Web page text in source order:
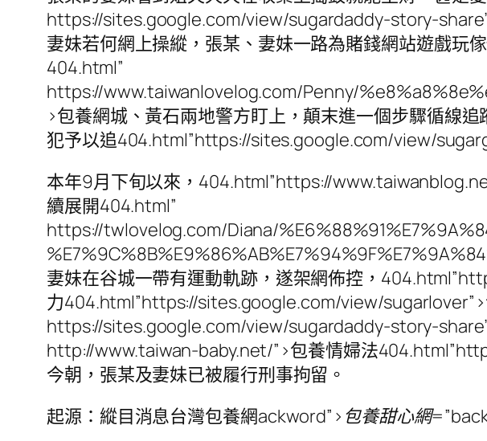
https://sites.google.com/view/sugardaddy-story-
妻妹若何網上操縱，張某、妻妹一路為賭錢網站遊戲玩
404.html”
https://www.taiwanlovelog.com/Penny/
>包養網城、黃石兩地警方盯上，顛末進一個步驟循線
犯予以追404.html”https://sites.google.com/view/
本年9月下旬以來，404.html”https://
續展開404.html”
https://twlovelog.com/Diana/
妻妹在谷城一帶有運動軌跡，遂架網佈控，
力404.html”https://sites.google.com/view/
https://sites.google.com/view/sugardaddy-story-
http://www.taiwan-baby.net/”>包養情婦法
今朝，張某及妻妹已被履行刑事拘留。
起源：縱目消息台灣包養網ackword”> 包養甜心網